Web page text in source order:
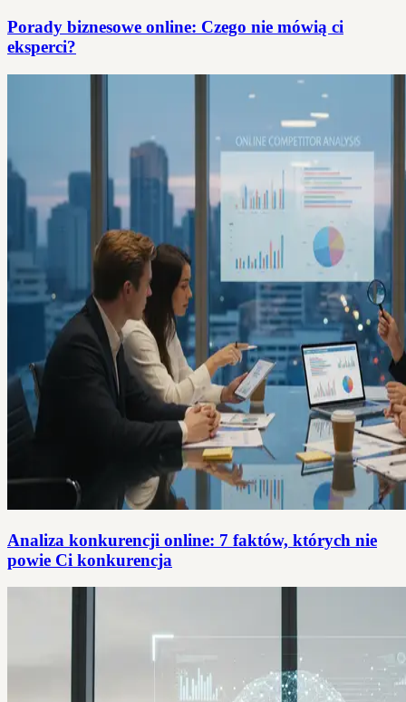
Porady biznesowe online: Czego nie mówią ci
eksperci?
Analiza konkurencji online: 7 faktów, których nie
powie Ci konkurencja